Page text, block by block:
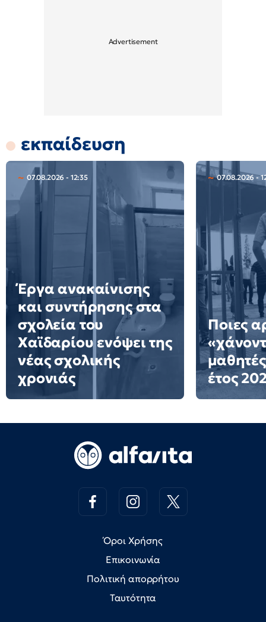
εκπαίδευση
07.08.2026 - 12:35
Έργα ανακαίνισης
και συντήρησης στα
σχολεία του
Χαϊδαρίου ενόψει της
νέας σχολικής
χρονιάς
07.08.2026 -
Ποιες
έτος
Όροι Χρήσης
Επικοινωνία
Πολιτική απορρήτου
Ταυτότητα